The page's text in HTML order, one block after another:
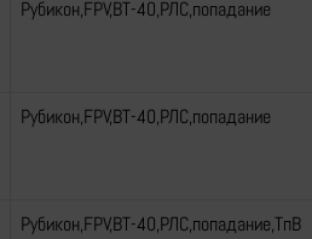
Рубикон,FPV,ВТ-40,РЛС,попадание
Рубикон,FPV,ВТ-40,РЛС,попадание
Рубикон,FPV,ВТ-40,РЛС,попадание,ТпВ